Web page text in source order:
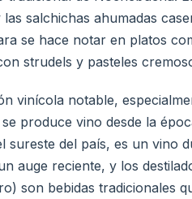
salchichas ahumadas
se hace notar en platos
strudels y pasteles
vinícola notable,
produce vino desde la
sureste del país, es un vino
auge reciente, y los
son bebidas tradicionales